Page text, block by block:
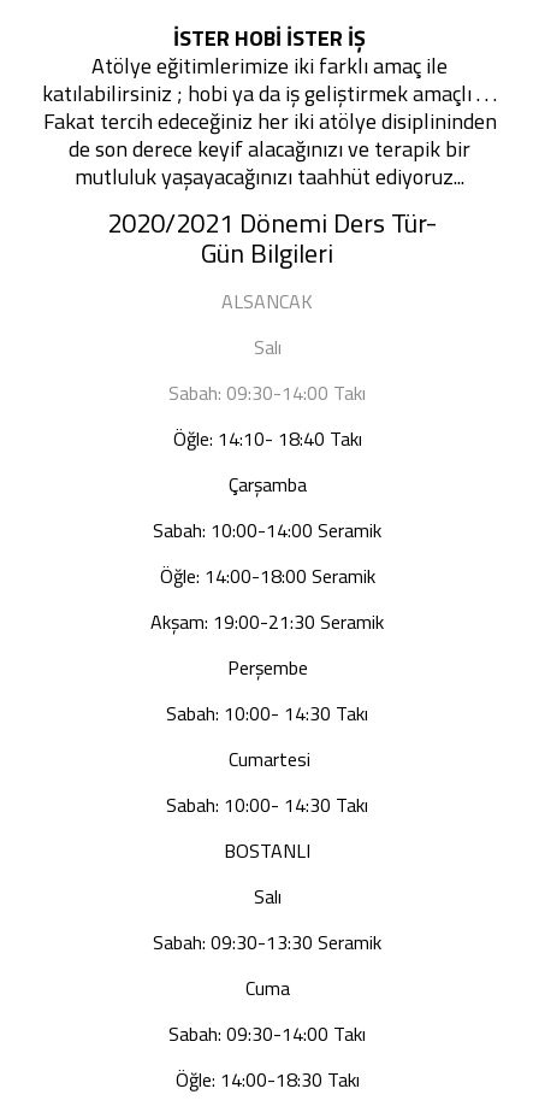
İSTER HOBİ İSTER İŞ
Atölye eğitimlerimize iki farklı amaç ile
katılabilirsiniz ; hobi ya da iş geliştirmek amaçlı . . .
Fakat tercih edeceğiniz her iki atölye disiplininden
de son derece keyif alacağınızı ve terapik bir
mutluluk yaşayacağınızı taahhüt ediyoruz...
2020/2021 Dönemi Ders Tür-
Gün Bilgileri
ALSANCAK
Salı
Sabah: 09:30-14:00 Takı
Öğle: 14:10- 18:40 Takı
Çarşamba
Sabah: 10:00-14:00 Seramik
Öğle: 14:00-18:00 Seramik
Akşam: 19:00-21:30 Seramik
Perşembe
Sabah: 10:00- 14:30 Takı
Cumartesi
Sabah: 10:00- 14:30 Takı
BOSTANLI
Salı
Sabah: 09:30-13:30 Seramik
Cuma
Sabah: 09:30-14:00 Takı
Öğle: 14:00-18:30 Takı